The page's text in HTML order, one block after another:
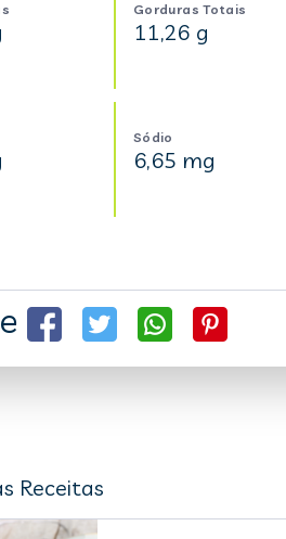
Gorduras Totais
11,26 g
Sódio
6,65 mg
Receitas